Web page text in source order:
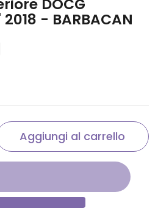
DOCG
- BARBACAN
Aggiungi al carrello